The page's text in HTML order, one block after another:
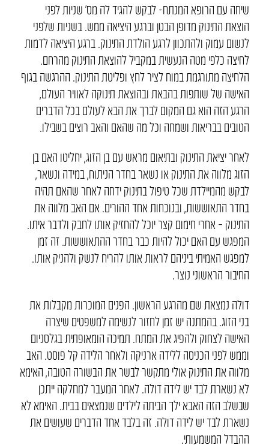
שיחה עם הרופא המנתח- לבקש להגיד לה מס’ שניות לפני
הוצאת התינוק מדופן הבטן וברגע היציאה ממש. בשניות שלפני
לנשום עמוק ולהתכוון לרגע הולדת התינוק. ברגע היציאה לדמות
לחיצה כלפי מטה הנעשית במקביל להוצאת התינוק מהרחם.
הלחיצה מתורגמת במוח לציר לחץ ופליטת התינוק. ההרגשה בגוף
האישה של שותפות בהבאת ובהוצאת תינוקה לאוויר העולם,
הרגע הזה הוא גם המקום לברך את הבא לעולם בכל הדברים
הטובים בבריאות ושמחה וכל מה שהאם והאב רוצים בשבילו.
לאחר יציאת התינוק ובתיאום מראש עם בן הזוג, יחליטו האם בן
הזוג מלווה את התינוק או נשאר בחדר הניתוח, במידה ונשאר,
לבקש מהמיילדת שכל טיפול בתינוק ידחה לאחר שהאם תהיה
בחדר התאוששות, ובנוכחות אחד ההורים. אם האב מלווה את
התינוק – אחרי חימום קצר יוכל להחזיק אותו לחבק ולדבר איתו.
המפגש עם האם יכול להיות כבר בחדר ההתאוששות. זה זמן
למפגש האמיתי ביניהם לראות אותו להריח לנשק ולהניק אותו.
החיבור הראשוני נוצר.
דולה נמצאת שם מהרגע הראשון. הפנים המוכרות מקבלות את
בני הזוג. בהמתנה יש זמן לחזור לנשימה למשפטים שיצרה
האישה לצחוק ולהפיג את המתח. תמיכה הומאופתית בגלסניום
וממש לפני הכניסה ללידה ארניקה ולאחר הלידה קל פוסט. האב
מלווה את התינוק אולי מתקשר לבשר את הבשורה הטובה, האימא
לא נשארת לבד יש לידה דולה. לאחר המעבר למחלקה ייתכן
שבשלב הזה האבא ילך הביתה לילדים שנמצאים בבית. האימא לא
נשארת לבד יש לידה דולה. זה בלבד אחד הדברים שעושים את
ההבדל המשמעותי.